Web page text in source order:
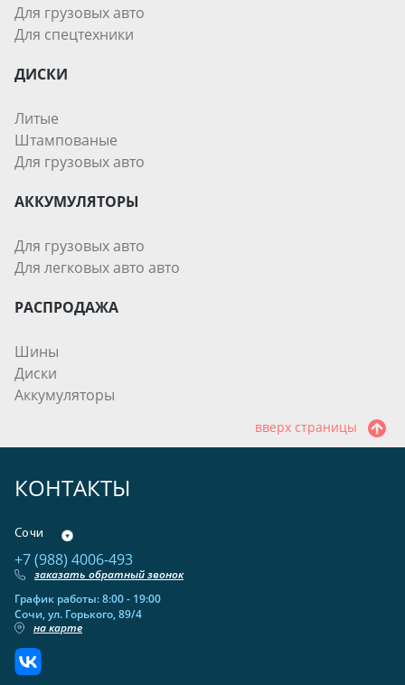
Для грузовых авто
Для спецтехники
ДИСКИ
Литые
Штампованые
Для грузовых авто
АККУМУЛЯТОРЫ
Для грузовых авто
Для легковых авто авто
РАСПРОДАЖА
Шины
Диски
Аккумуляторы
вверх страницы
КОНТАКТЫ
Сочи
+7 (988) 4006-493
заказать обратный звонок
График работы: 8:00 - 19:00
Сочи, ул. Горького, 89/4
на карте